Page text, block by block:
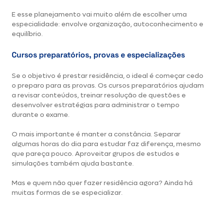
E esse planejamento vai muito além de escolher uma
especialidade: envolve organização, autoconhecimento e
equilíbrio.
Cursos preparatórios, provas e especializações
Se o objetivo é prestar residência, o ideal é começar cedo
o preparo para as provas. Os cursos preparatórios ajudam
a revisar conteúdos, treinar resolução de questões e
desenvolver estratégias para administrar o tempo
durante o exame.
O mais importante é manter a constância. Separar
algumas horas do dia para estudar faz diferença, mesmo
que pareça pouco. Aproveitar grupos de estudos e
simulações também ajuda bastante.
Mas e quem não quer fazer residência agora? Ainda há
muitas formas de se especializar.